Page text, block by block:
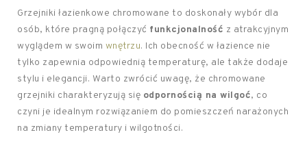
Grzejniki łazienkowe chromowane to doskonały wybór dla
osób, które pragną połączyć funkcjonalność z atrakcyjnym
wyglądem w swoim wnętrzu. Ich obecność w łazience nie
tylko zapewnia odpowiednią temperaturę, ale także dodaje
stylu i elegancji. Warto zwrócić uwagę, że chromowane
grzejniki charakteryzują się odpornością na wilgoć, co
czyni je idealnym rozwiązaniem do pomieszczeń narażonych
na zmiany temperatury i wilgotności.